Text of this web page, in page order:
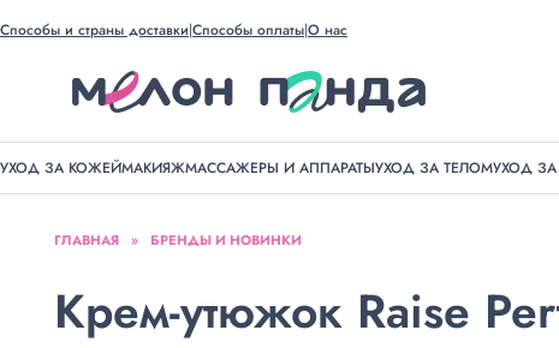
Способы и страны доставки Способы оплатыО нас
УХОД ЗА КОЖЕЙМАКИЯЖМАССАЖЕРЫ И АППАРАТЫУХОД ЗА ТЕЛОМУХОД
ГЛАВНАЯ » БРЕНДЫ И НОВИНКИ
Крем-утюжок Raise